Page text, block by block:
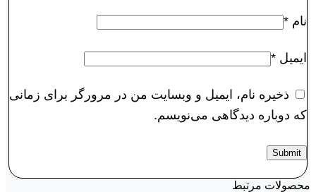
نام *
ایمیل *
ذخیره نام، ایمیل و وبسایت من در مرورگر برای زمانی
که دوباره دیدگاهی می‌نویسم.
محصولات مرتبط